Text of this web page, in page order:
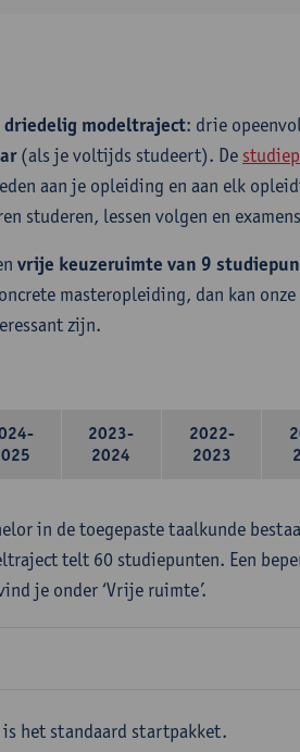
driedelig modeltraject: drie
(als je voltijds studeert). De
aan je opleiding en aan elk
studeren, lessen volgen en
vrije keuzeruimte van 9
masteropleiding, dan kan onze
zijn.
2023-
2024
2022-
2023
in de toegepaste taalkunde
telt 60 studiepunten. Een
je onder ‘Vrije ruimte’.
het standaard startpakket.